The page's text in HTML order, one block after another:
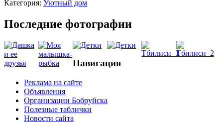
Категория: Уютный дом
Последние фотографии
Навигация
Реклама на сайте
Объявления
Организации Бобруйска
Полезные таблички
Новости сайта